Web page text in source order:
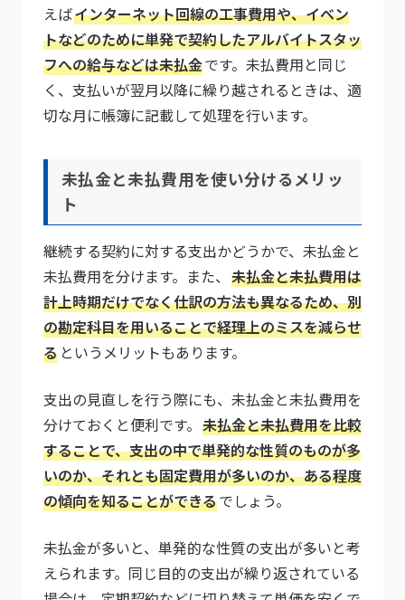
えばインターネット回線の工事費用や、イベン
トなどのために単発で契約したアルバイトスタッ
フへの給与などは未払金です。未払費用と同じ
く、支払いが翌月以降に繰り越されるときは、適
切な月に帳簿に記載して処理を行います。
未払金と未払費用を使い分けるメリッ
ト
継続する契約に対する支出かどうかで、未払金と
未払費用を分けます。また、 未払金と未払費用は
計上時期だけでなく仕訳の方法も異なるため、別
の勘定科目を用いることで経理上のミスを減らせ
る というメリットもあります。
支出の見直しを行う際にも、未払金と未払費用を
分けておくと便利です。 未払金と未払費用を比較
することで、支出の中で単発的な性質のものが多
いのか、それとも固定費用が多いのか、ある程度
の傾向を知ることができるでしょう。
未払金が多いと、単発的な性質の支出が多いと考
えられます。同じ目的の支出が繰り返されている